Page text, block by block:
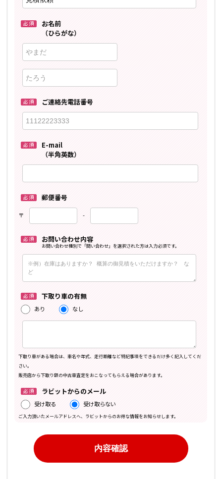
お名前
（ひらがな）
ご連絡先電話番号
E-mail
（半角英数）
郵便番号
〒 -
お問い合わせ内容
お問い合わせ種別で「問い合わせ」を選択された方は入力必須です。
下取り車の有無
あり なし
下取り車がある場合は、車名や年式、走行距離など特記事項をできるだけ多く記入してくだ
さい。
販売店から下取り額の中古車査定をおこなってもらえる場合があります。
ラビットからのメール
受け取る 受け取らない
ご入力頂いたメールアドレスへ、ラビットからのお得な情報をお知らせします。